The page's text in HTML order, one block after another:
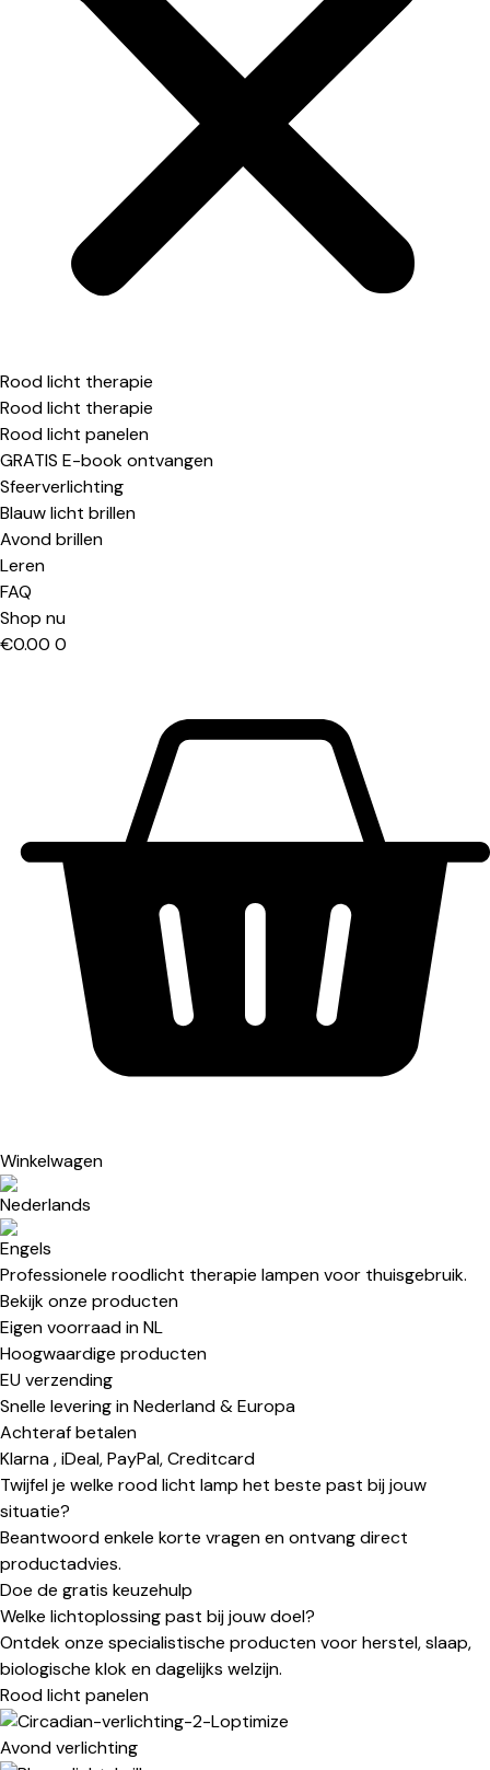
Rood licht therapie
Rood licht therapie
Rood licht panelen
GRATIS E-book ontvangen
Sfeerverlichting
Blauw licht brillen
Avond brillen
Leren
FAQ
Shop nu
€0.00 0
Winkelwagen
Professionele roodlicht therapie lampen voor thuisgebruik.​
Bekijk onze producten
Eigen voorraad in NL
Hoogwaardige producten
EU verzending
Snelle levering in Nederland & Europa
Achteraf betalen
Klarna , iDeal, PayPal, Creditcard
Twijfel je welke rood licht lamp het beste past bij jouw
situatie?
Beantwoord enkele korte vragen en ontvang direct
productadvies.
Doe de gratis keuzehulp
Welke lichtoplossing past bij jouw doel?
Ontdek onze specialistische producten voor herstel, slaap,
biologische klok en dagelijks welzijn.
Rood licht panelen
Avond verlichting